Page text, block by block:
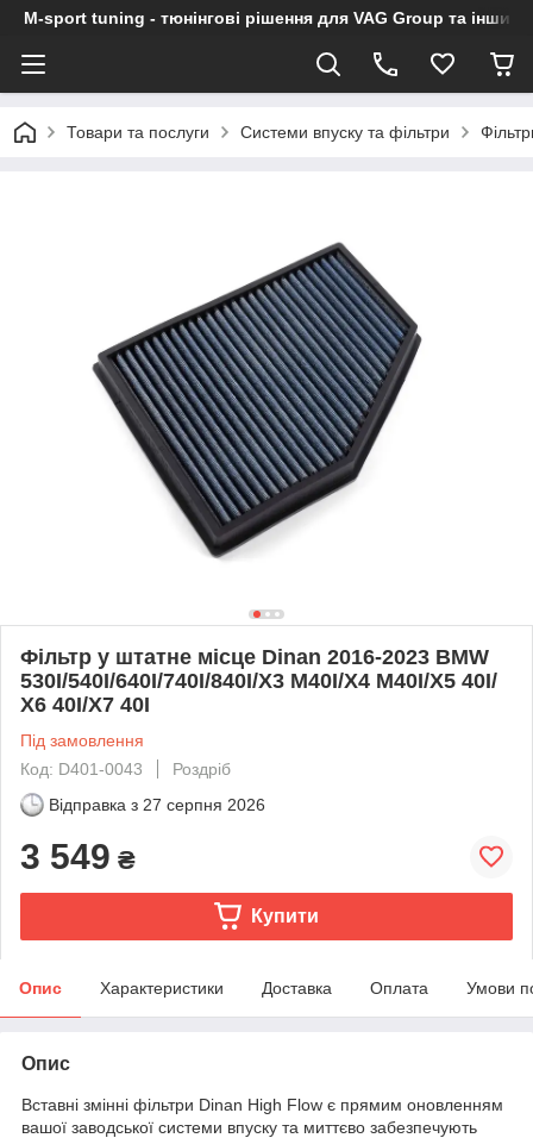
M-sport tuning - тюнінгові рішення для VAG Group та інших
Товари та послуги Системи впуску та фільтри
Фільтр у штатне місце Dinan 2016-2023 BMW
530I/540I/640I/740I/840I/X3 M40I/X4 M40I/X5 40I/
X6 40I/X7 40I
Під замовлення
Код: D401-0043
Роздріб
Відправка з 27 серпня 2026
3 549 ₴
Купити
Опис Характеристики Доставка Оплата Умови
Опис
Вставні змінні фільтри Dinan High Flow є прямим оновленням
вашої заводської системи впуску та миттєво забезпечують